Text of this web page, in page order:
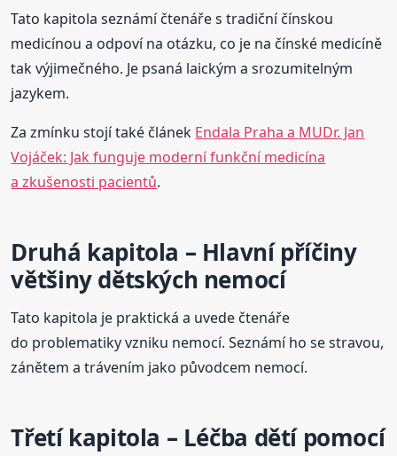
Tato kapitola seznámí čtenáře s tradiční čínskou
medicínou a odpoví na otázku, co je na čínské medicíně
tak výjimečného. Je psaná laickým a srozumitelným
jazykem.
Za zmínku stojí také článek Endala Praha a MUDr. Jan
Vojáček: Jak funguje moderní funkční medicína
a zkušenosti pacientů.
Druhá kapitola – Hlavní příčiny
většiny dětských nemocí
Tato kapitola je praktická a uvede čtenáře
do problematiky vzniku nemocí. Seznámí ho se stravou,
zánětem a trávením jako původcem nemocí.
Třetí kapitola – Léčba dětí pomocí